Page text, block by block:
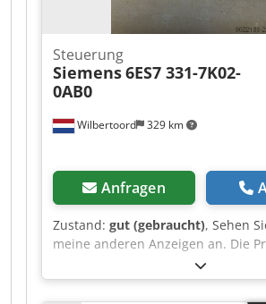
Wilbertoord 329 km
Steuerung
Siemens6ES7 331-7K02-
0AB0
Anfragen
Zustand: gut (gebraucht), Sehen
meine anderen Anzeigen an. Die
verhandelbar. Cedszr Iizopfx Aanerf